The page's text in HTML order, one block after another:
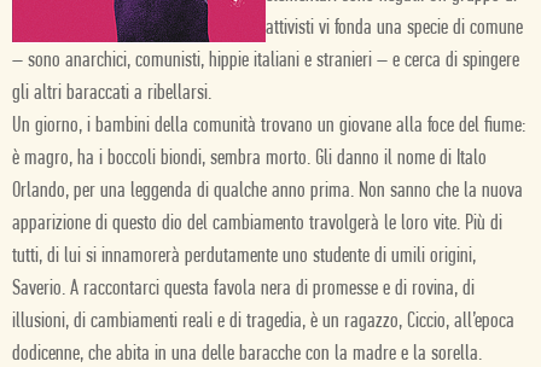
attivisti vi fonda una specie di comune
– sono anarchici, comunisti, hippie italiani e stranieri – e cerca di spingere
gli altri baraccati a ribellarsi.
Un giorno, i bambini della comunità trovano un giovane alla foce del fiume:
è magro, ha i boccoli biondi, sembra morto. Gli danno il nome di Italo
Orlando, per una leggenda di qualche anno prima. Non sanno che la nuova
apparizione di questo dio del cambiamento travolgerà le loro vite. Più di
tutti, di lui si innamorerà perdutamente uno studente di umili origini,
Saverio. A raccontarci questa favola nera di promesse e di rovina, di
illusioni, di cambiamenti reali e di tragedia, è un ragazzo, Ciccio, all’epoca
dodicenne, che abita in una delle baracche con la madre e la sorella.